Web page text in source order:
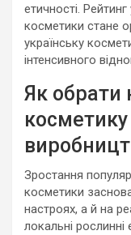
етичності.
косметики стане
українську
інтенсивного
Як обрати
косметику
Зростання
косметики
настроях, а й на
локальні рослинні